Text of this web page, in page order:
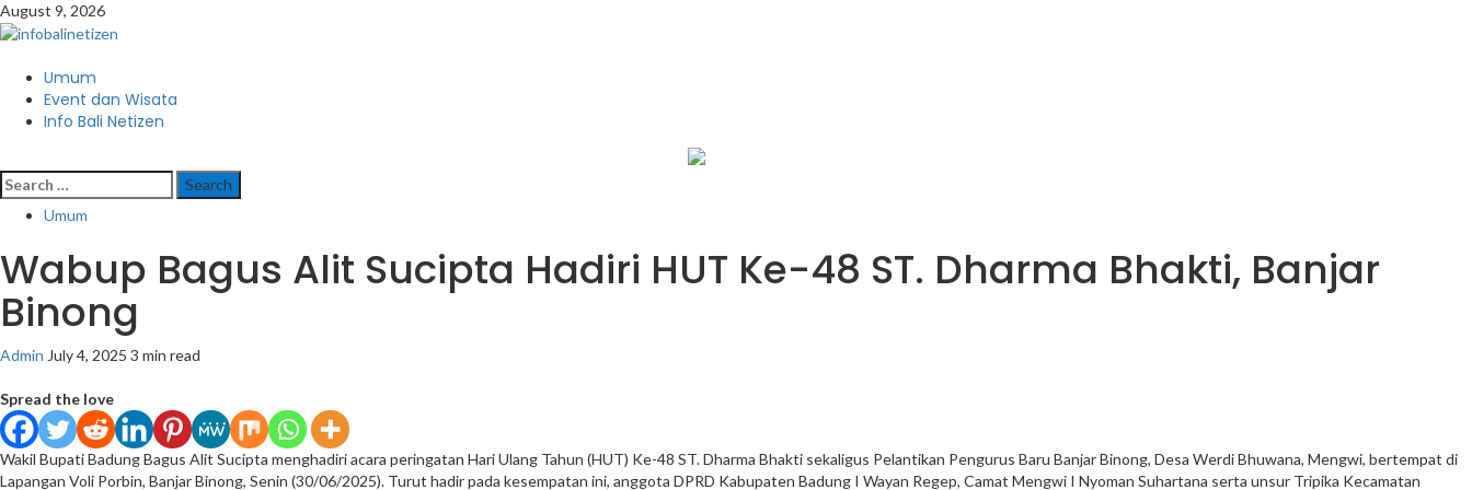
Skip
to
August 9, 2026
Primary
Menu
Umum
Event dan Wisata
Info Bali Netizen
Search
for:
Umum
Wabup Bagus Alit Sucipta Hadiri HUT Ke-48 ST. Dharma Bhakti, Banjar
Binong
Admin July 4, 2025 3 min read
Spread the love
Wakil Bupati Badung Bagus Alit Sucipta menghadiri acara peringatan Hari Ulang Tahun (HUT) Ke-48 ST. Dharma Bhakti sekaligus Pelantikan Pengurus Baru Banjar Binong, Desa Werdi Bhuwana, Mengwi, bertempat di
Lapangan Voli Porbin, Banjar Binong, Senin (30/06/2025). Turut hadir pada kesempatan ini, anggota DPRD Kabupaten Badung I Wayan Regep, Camat Mengwi I Nyoman Suhartana serta unsur Tripika Kecamatan